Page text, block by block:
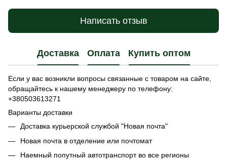
Написать отзыв
Доставка Оплата Купить оптом
Если у вас возникли вопросы связанные с товаром на сайте,
обращайтесь к нашему менеджеру по телефону:
+380503613271
Варианты доставки
Доставка курьерской службой "Новая почта"
Новая почта в отделение или почтомат
Наемный попутный автотранспорт во все регионы